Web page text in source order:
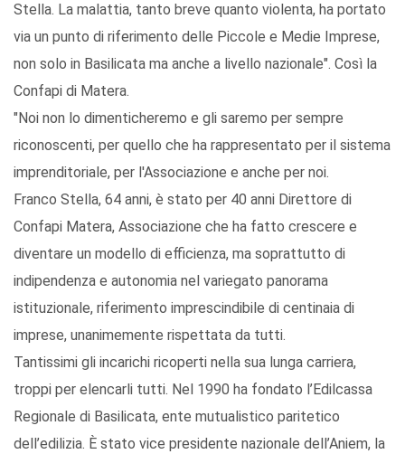
Stella. La malattia, tanto breve quanto violenta, ha portato
via un punto di riferimento delle Piccole e Medie Imprese,
non solo in Basilicata ma anche a livello nazionale". Così la
Confapi di Matera.
"Noi non lo dimenticheremo e gli saremo per sempre
riconoscenti, per quello che ha rappresentato per il sistema
imprenditoriale, per l'Associazione e anche per noi.
Franco Stella, 64 anni, è stato per 40 anni Direttore di
Confapi Matera, Associazione che ha fatto crescere e
diventare un modello di efficienza, ma soprattutto di
indipendenza e autonomia nel variegato panorama
istituzionale, riferimento imprescindibile di centinaia di
imprese, unanimemente rispettata da tutti.
Tantissimi gli incarichi ricoperti nella sua lunga carriera,
troppi per elencarli tutti. Nel 1990 ha fondato l’Edilcassa
Regionale di Basilicata, ente mutualistico paritetico
dell’edilizia. È stato vice presidente nazionale dell’Aniem, la